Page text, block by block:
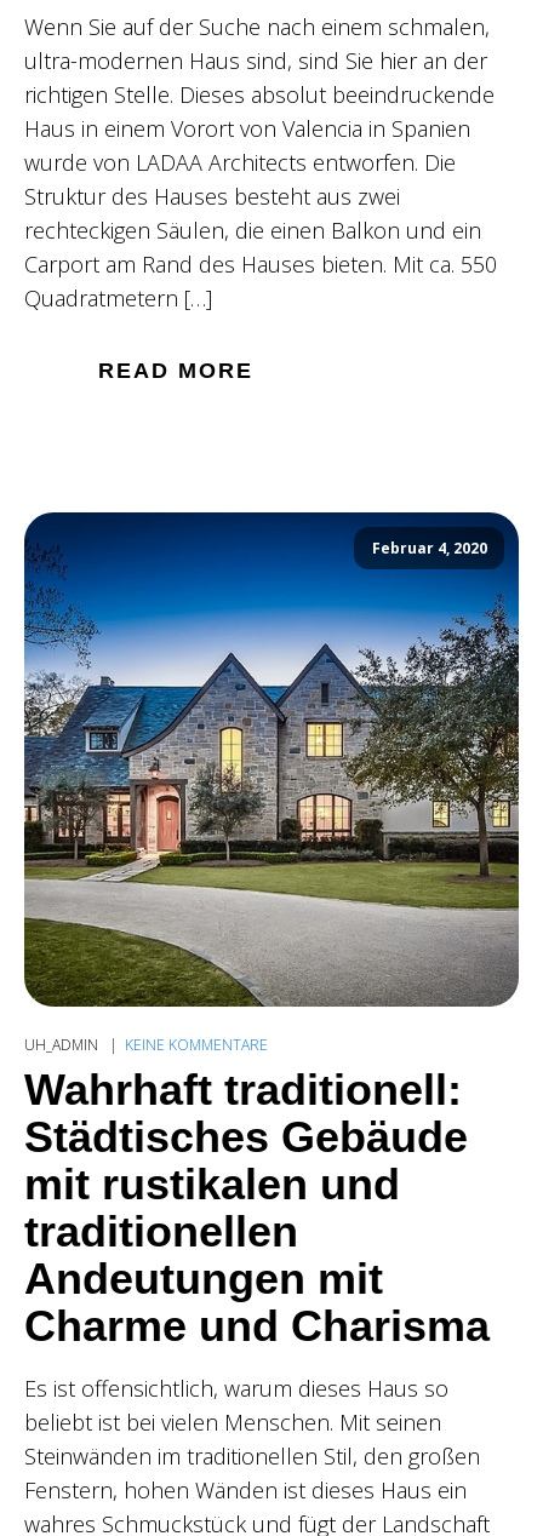
Wenn Sie auf der Suche nach einem schmalen,
ultra-modernen Haus sind, sind Sie hier an der
richtigen Stelle. Dieses absolut beeindruckende
Haus in einem Vorort von Valencia in Spanien
wurde von LADAA Architects entworfen. Die
Struktur des Hauses besteht aus zwei
rechteckigen Säulen, die einen Balkon und ein
Carport am Rand des Hauses bieten. Mit ca. 550
Quadratmetern […]
READ MORE
Februar 4, 2020
UH_ADMIN KEINE KOMMENTARE
Wahrhaft traditionell:
Städtisches Gebäude
mit rustikalen und
traditionellen
Andeutungen mit
Charme und Charisma
Es ist offensichtlich, warum dieses Haus so
beliebt ist bei vielen Menschen. Mit seinen
Steinwänden im traditionellen Stil, den großen
Fenstern, hohen Wänden ist dieses Haus ein
wahres Schmuckstück und fügt der Landschaft